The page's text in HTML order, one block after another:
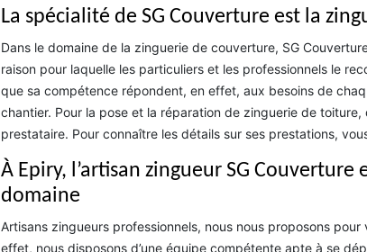
La spécialité de SG Couverture est la
Dans le domaine de la zinguerie de couverture, SG
raison pour laquelle les particuliers et les professionnels le
que sa compétence répondent, en effet, aux besoins de
chantier. Pour la pose et la réparation de zinguerie de
prestataire. Pour connaître les détails sur ses prestations,
À Epiry, l’artisan zingueur SG
domaine
Artisans zingueurs professionnels, nous nous proposons
effet, nous disposons d’une équipe compétente apte à se